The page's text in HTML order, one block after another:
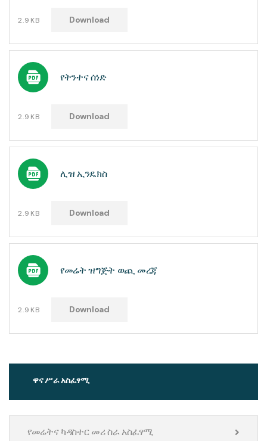
2.9KB Download
የትንተና ሰነድ
2.9KB Download
ሊዝ ኢንዴክስ
2.9KB Download
የመሬት ዝግጅት ወጪ መረጃ
2.9KB Download
ዋና ሥራ አስፈፃሚ
የመሬትና ካዳስተር መሪ ስራ አስፈፃሚ